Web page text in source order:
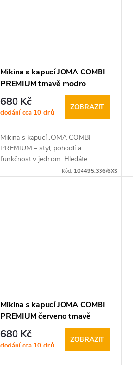
Mikina s kapucí JOMA COMBI
PREMIUM tmavě modro
červená
680 Kč
dodání cca 10 dnů
ZOBRAZIT
Mikina s kapucí JOMA COMBI
PREMIUM – styl, pohodlí a
funkčnost v jednom. Hledáte
univerzální mikinu, která skvěle
Kód: 104495.336/6XS
Mikina s kapucí JOMA COMBI
PREMIUM červeno tmavě
modrá
680 Kč
dodání cca 10 dnů
ZOBRAZIT